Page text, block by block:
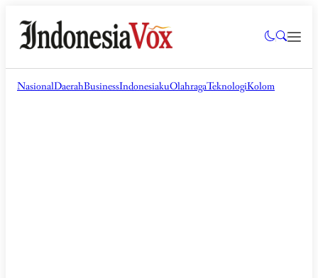
NasionalDaerahBusinessIndonesiakuOlahragaTeknologiKolom